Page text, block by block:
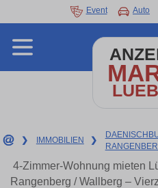
Event Auto
❯ IMMOBILIEN ❯
4-Zimmer-Wohnung mieten
Rangenberg / Wallberg –